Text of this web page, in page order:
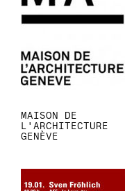
MAISON DE
L'ARCHITECTURE
GENÈVE